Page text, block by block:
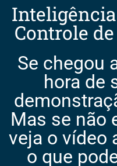
Controle
Se chegou
hora de
Mas se não
veja o vídeo
o que